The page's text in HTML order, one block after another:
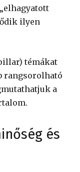
ilyen
témákat
rangsorolható
a
és